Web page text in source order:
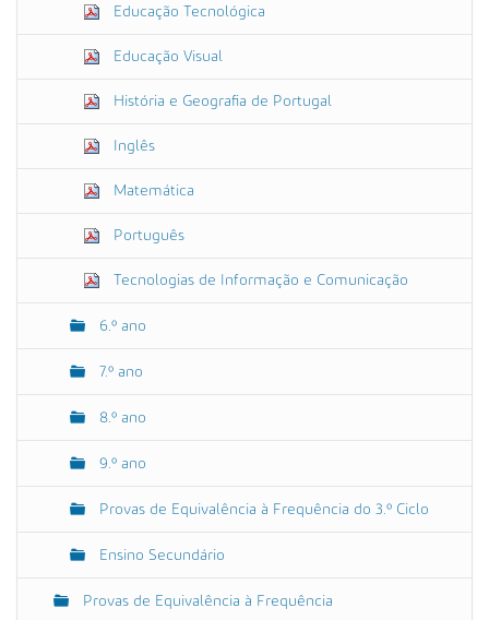
Educação Tecnológica
Educação Visual
História e Geografia de Portugal
Inglês
Matemática
Português
Tecnologias de Informação e Comunicação
6.º ano
7.º ano
8.º ano
9.º ano
Provas de Equivalência à Frequência do 3.º Ciclo
Ensino Secundário
Provas de Equivalência à Frequência